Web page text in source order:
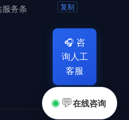
服务条
复制
🎧 咨
询人工
客服
💬在线咨询